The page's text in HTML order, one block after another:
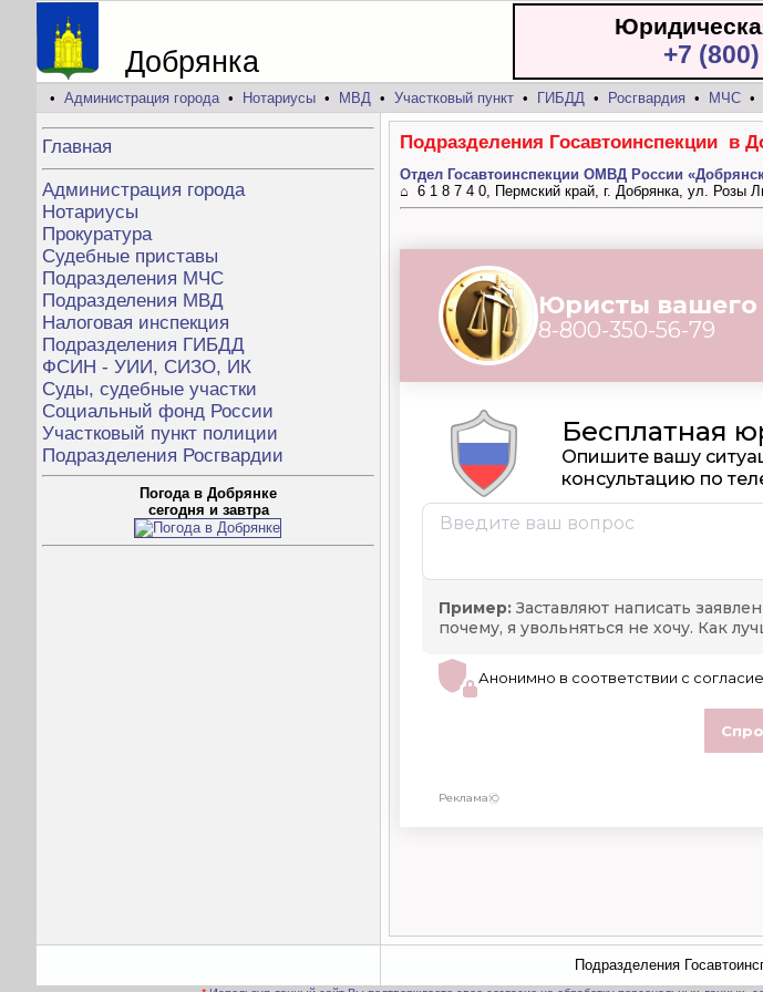
Добрянка +7
• Администрация города• Нотариусы • МВД • Участковый пункт • ГИБДД • Росгвардия • МЧС •
Главная
Администрация города
Нотариусы
Прокуратура
Судебные приставы
Подразделения МЧС
Подразделения МВД
Налоговая инспекция
Подразделения ГИБДД
ФСИН - УИИ, СИЗО, ИК
Суды, судебные участки
Социальный фонд России
Участковый пункт полиции
Подразделения Росгвардии
Погода в Добрянке
сегодня и завтра
Подразделения Госавтоинспекции в
Отдел Госавтоинспекции ОМВД России
⌂ 6 1 8 7 4 0, Пермский край, г. Добрянка, ул. Розы
Подразделения